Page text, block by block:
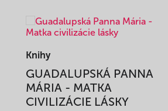
Knihy
GUADALUPSKÁ PANNA
MÁRIA - MATKA
CIVILIZÁCIE LÁSKY